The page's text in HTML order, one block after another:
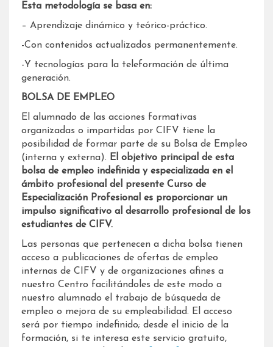
Esta metodología se basa en:
– Aprendizaje dinámico y teórico-práctico.
-Con contenidos actualizados permanentemente.
-Y tecnologías para la teleformación de última
generación.
BOLSA DE EMPLEO
El alumnado de las acciones formativas
organizadas o impartidas por CIFV tiene la
posibilidad de formar parte de su Bolsa de Empleo
(interna y externa). El objetivo principal de esta
bolsa de empleo indefinida y especializada en el
ámbito profesional del presente Curso de
Especialización Profesional es proporcionar un
impulso significativo al desarrollo profesional de los
estudiantes de CIFV.
Las personas que pertenecen a dicha bolsa tienen
acceso a publicaciones de ofertas de empleo
internas de CIFV y de organizaciones afines a
nuestro Centro facilitándoles de este modo a
nuestro alumnado el trabajo de búsqueda de
empleo o mejora de su empleabilidad. El acceso
será por tiempo indefinido; desde el inicio de la
formación, si te interesa este servicio gratuito,